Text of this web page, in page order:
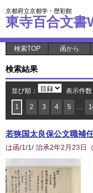
京都府立京都学・歴彩館
東寺百合文書
検索TOP 函から
検索結果
並び順： 表示件
1 2 3 4 5 …
若狭国太良保公文職補
は函/1/1/ 治承2年2月23日 （